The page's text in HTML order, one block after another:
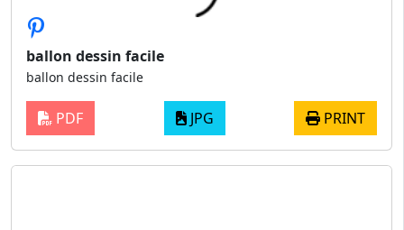
ballon dessin facile
ballon dessin facile
PDF JPG PRINT